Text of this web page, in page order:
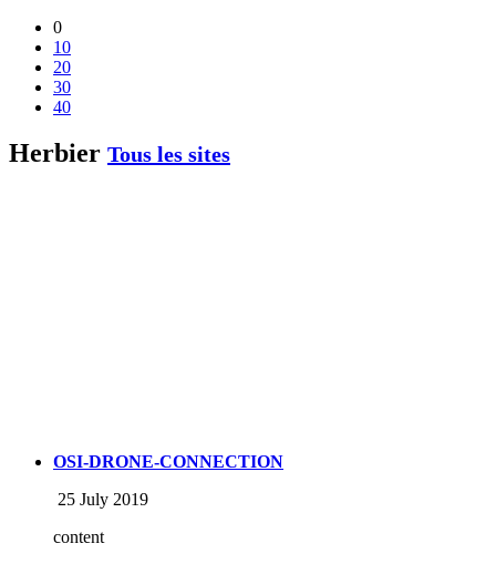
0
10
20
30
40
Herbier Tous les sites
OSI-DRONE-CONNECTION
25 July 2019
content